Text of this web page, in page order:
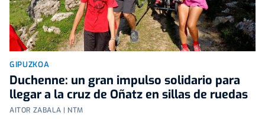
GIPUZKOA
Duchenne: un gran impulso solidario para
llegar a la cruz de Oñatz en sillas de ruedas
AITOR ZABALA | NTM